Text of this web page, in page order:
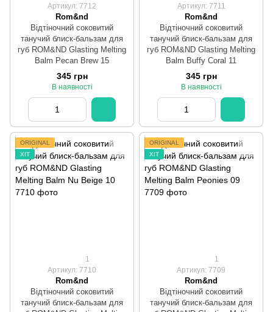
Артикул: 7712
Rom&nd
Відтіночний соковитий
танучий блиск-бальзам для
губ ROM&ND Glasting Melting
Balm Pecan Brew 15
345 грн
В наявності
Артикул: 7711
Rom&nd
Відтіночний соковитий
танучий блиск-бальзам для
губ ROM&ND Glasting Melting
Balm Buffy Coral 11
345 грн
В наявності
ORIGINAL
ХІТ
1
Артикул: 7710
Rom&nd
Відтіночний соковитий
танучий блиск-бальзам для
ORIGINAL
ХІТ
1
Артикул: 7709
Rom&nd
Відтіночний соковитий
танучий блиск-бальзам для